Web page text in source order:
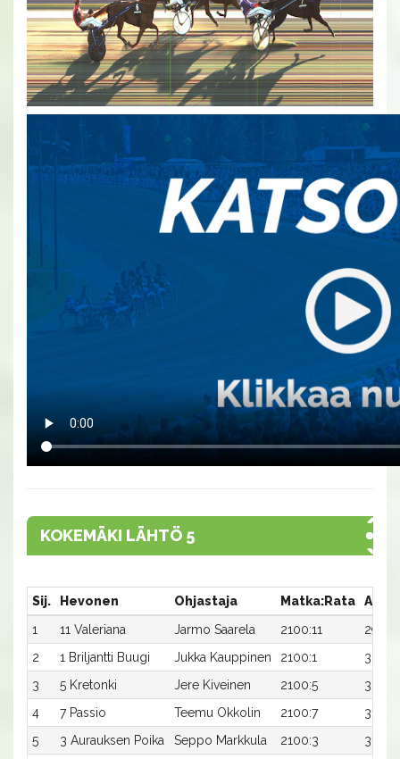
KOKEMÄKI LÄHTÖ 5
Sij. Hevonen Ohjastaja Matka:Rata
Aika
1
11 Valeriana Jarmo Saarela 2100:11
29,7a
2
1 Briljantti Buugi Jukka Kauppinen 2100:1
30,1a
3
5 Kretonki Jere Kiveinen 2100:5
30,6a
4
7 Passio Teemu Okkolin 2100:7
31,5ax
5
3 Aurauksen Poika Seppo Markkula 2100:3
31,8a